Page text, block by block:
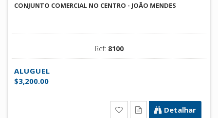
CONJUNTO COMERCIAL NO CENTRO - JOÃO MENDES
Ref: 8100
ALUGUEL
$3,200.00
Detalhar